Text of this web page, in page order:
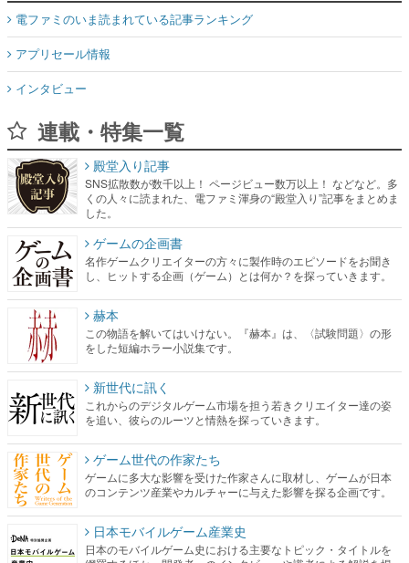
電ファミのいま読まれている記事ランキング
アプリセール情報
インタビュー
連載・特集一覧
殿堂入り記事
SNS拡散数が数千以上！ ページビュー数万以上！ などなど。多
くの人々に読まれた、電ファミ渾身の“殿堂入り”記事をまとめま
した。
ゲームの企画書
名作ゲームクリエイターの方々に製作時のエピソードをお聞き
し、ヒットする企画（ゲーム）とは何か？を探っていきます。
赫本
この物語を解いてはいけない。『赫本』は、〈試験問題〉の形
をした短編ホラー小説集です。
新世代に訊く
これからのデジタルゲーム市場を担う若きクリエイター達の姿
を追い、彼らのルーツと情熱を探っていきます。
ゲーム世代の作家たち
ゲームに多大な影響を受けた作家さんに取材し、ゲームが日本
のコンテンツ産業やカルチャーに与えた影響を探る企画です。
日本モバイルゲーム産業史
日本のモバイルゲーム史における主要なトピック・タイトルを